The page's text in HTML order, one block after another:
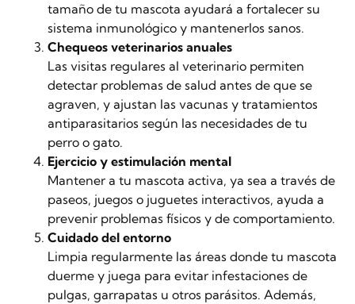
tamaño de tu mascota ayudará a fortalecer su
sistema inmunológico y mantenerlos sanos.
Chequeos veterinarios anuales
Las visitas regulares al veterinario permiten
detectar problemas de salud antes de que se
agraven, y ajustan las vacunas y tratamientos
antiparasitarios según las necesidades de tu
perro o gato.
Ejercicio y estimulación mental
Mantener a tu mascota activa, ya sea a través de
paseos, juegos o juguetes interactivos, ayuda a
prevenir problemas físicos y de comportamiento.
Cuidado del entorno
Limpia regularmente las áreas donde tu mascota
duerme y juega para evitar infestaciones de
pulgas, garrapatas u otros parásitos. Además,